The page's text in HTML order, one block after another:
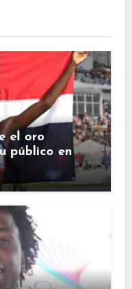
el oro
público en